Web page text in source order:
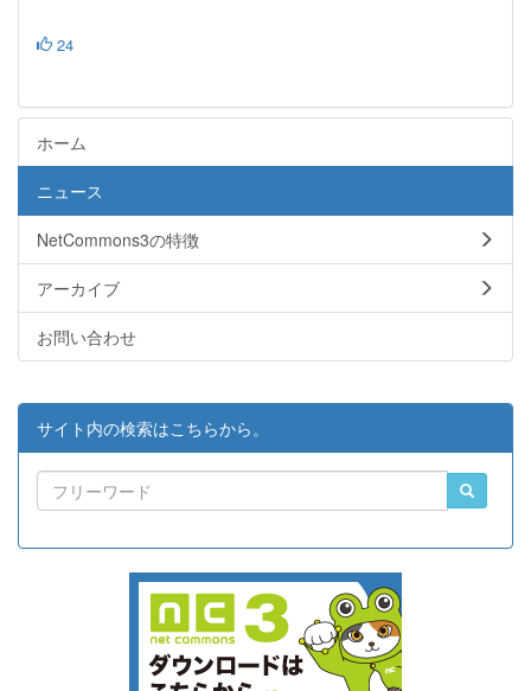
24
ホーム
ニュース
NetCommons3の特徴
アーカイブ
お問い合わせ
サイト内の検索はこちらから。